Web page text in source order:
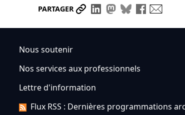
PARTAGER Partager le lien
Partager sur LinkedIn
Partager sur
Partager sur
Partager
Nous soutenir
Nos services aux professionnels
Lettre d'information
Flux RSS : Dernières programmations